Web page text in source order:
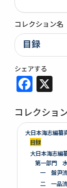
コレクション名
目録
シェアする
コレクショ
大日本海志編纂
目録
大日本海志編
第一部門
一 盤尹流
二 一品流